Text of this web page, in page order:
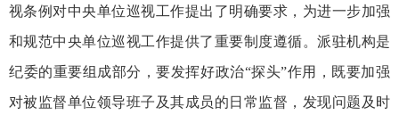
视条例对中央单位巡视工作提出了明确要求，为进一步加强
和规范中央单位巡视工作提供了重要制度遵循。派驻机构是
纪委的重要组成部分，要发挥好政治“探头”作用，既要加强
对被监督单位领导班子及其成员的日常监督，发现问题及时